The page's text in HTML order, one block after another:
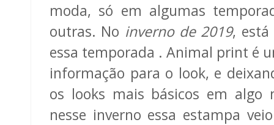
moda, só em algumas
outras. No inverno de 2019,
essa temporada . Animal print é
informação para o look, e
os looks mais básicos em algo
nesse inverno essa estampa